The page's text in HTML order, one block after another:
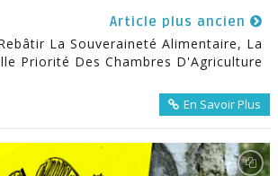
Article plus ancien
La Souveraineté Alimentaire, La
Priorité Des Chambres D'Agriculture
En Savoir Plus